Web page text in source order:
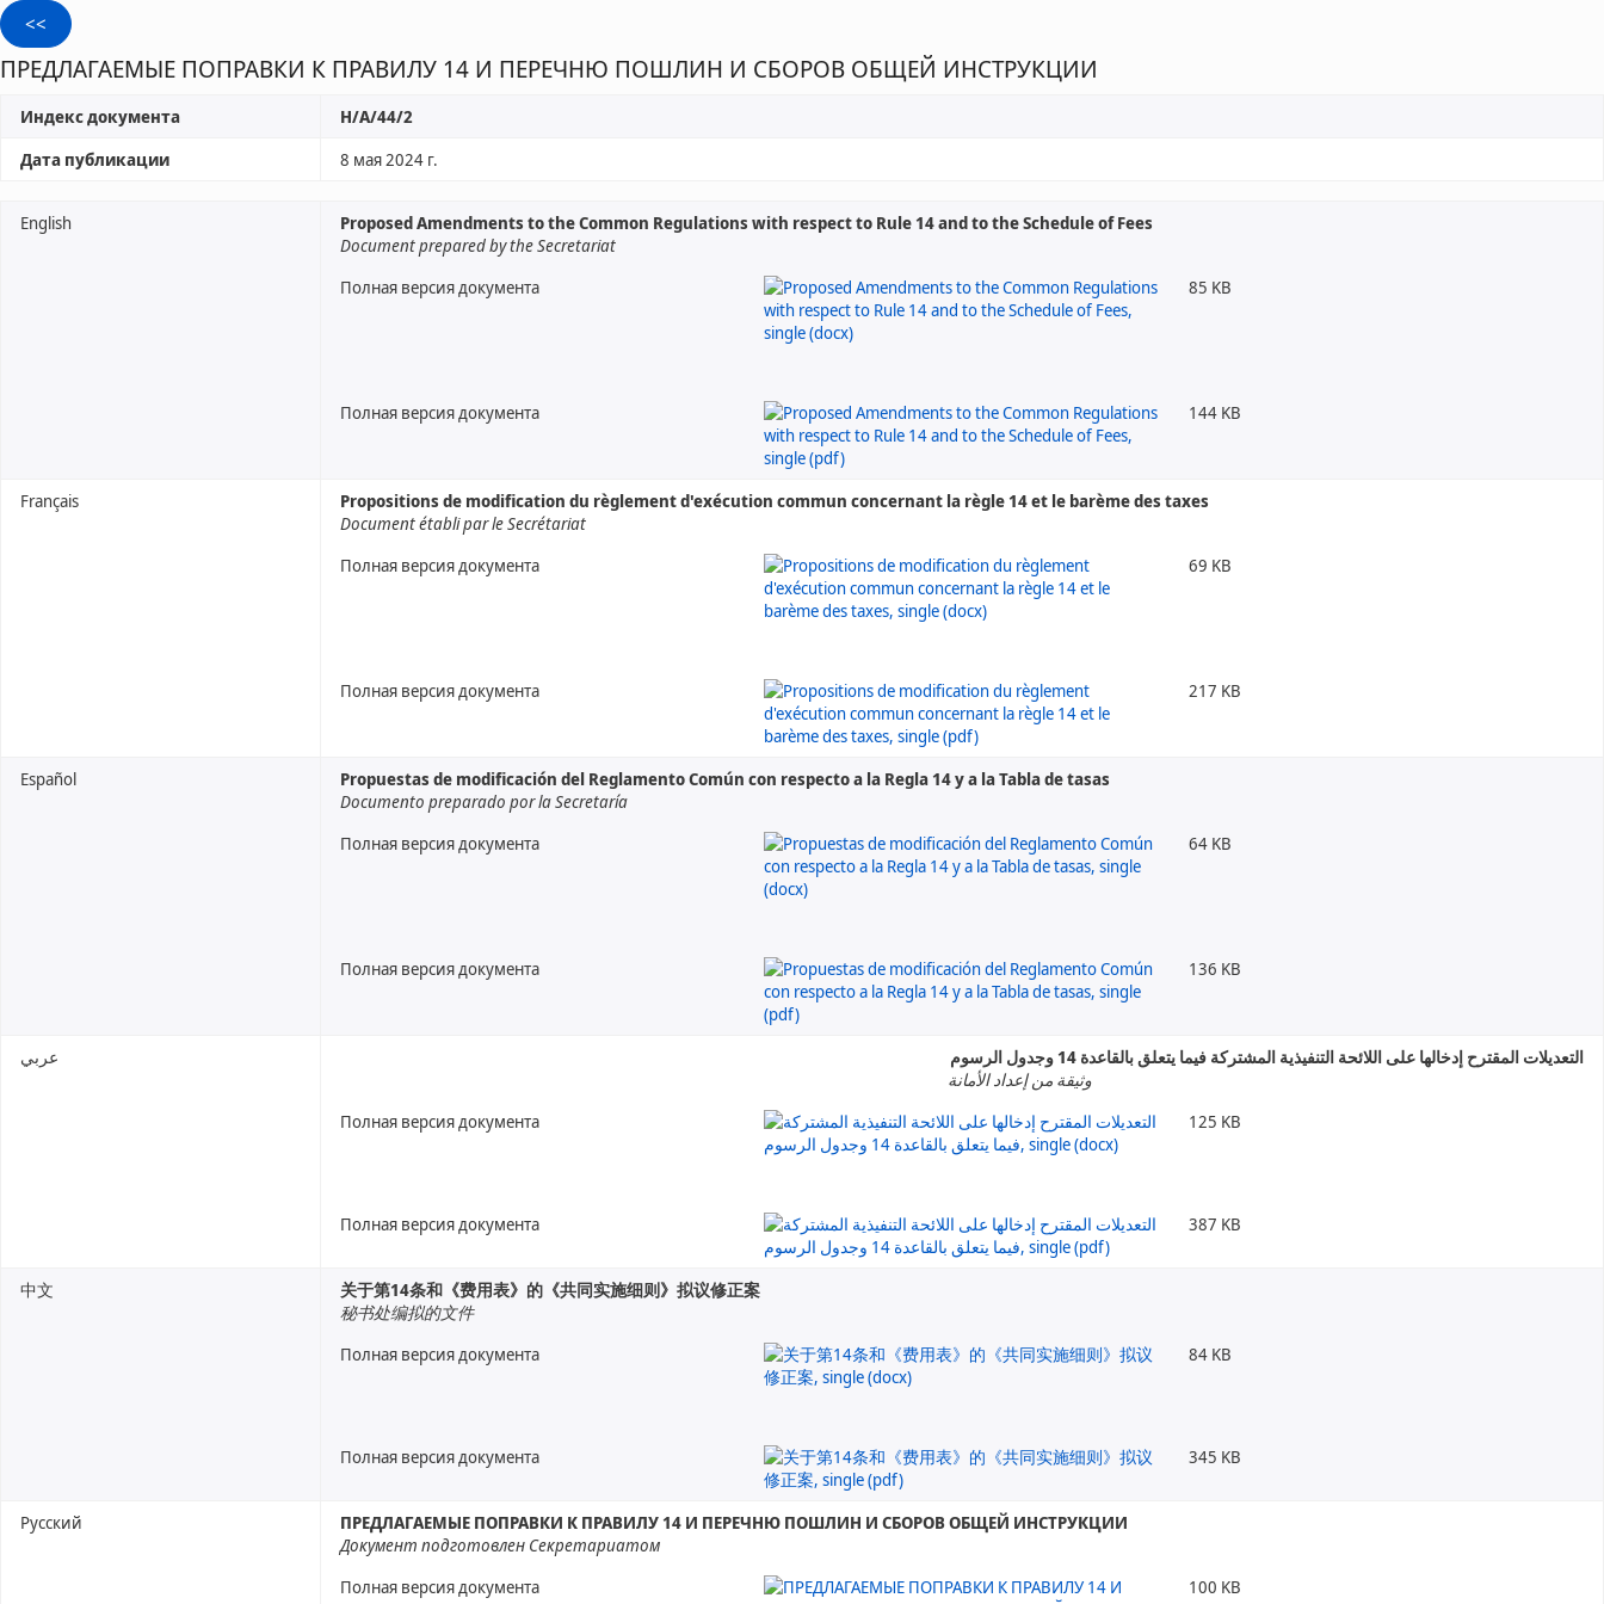
ПРЕДЛАГАЕМЫЕ ПОПРАВКИ К ПРАВИЛУ 14 И ПЕРЕЧНЮ ПОШЛИН И СБОРОВ ОБЩЕЙ ИНСТРУКЦИИ
Индекс документа
H/A/44/2
Дата публикации
8 мая 2024 г.
English
Proposed Amendments to the Common Regulations with respect to Rule 14 and to the Schedule of Fees
Document prepared by the Secretariat
Полная версия документа
85 KB
Полная версия документа 144 KB
Français
Propositions de modification du règlement d'exécution commun concernant la règle 14 et le barème des taxes
Document établi par le Secrétariat
Полная версия документа
69 KB
Полная версия документа 217 KB
Español
Propuestas de modificación del Reglamento Común con respecto a la Regla 14 y a la Tabla de tasas
Documento preparado por la Secretaría
Полная версия документа
64 KB
Полная версия документа 136 KB
عربي
التعديلات المقترح إدخالها على اللائحة التنفيذية المشتركة فيما يتعلق بالقاعدة 14 وجدول الرسوم
وثيقة من إعداد الأمانة
Полная версия документа
125 KB
Полная версия документа 387 KB
中文
关于第14条和《费用表》的《共同实施细则》拟议修正案
秘书处编拟的文件
Полная версия документа
84 KB
Полная версия документа 345 KB
Русский
ПРЕДЛАГАЕМЫЕ ПОПРАВКИ К ПРАВИЛУ 14 И ПЕРЕЧНЮ ПОШЛИН И СБОРОВ ОБЩЕЙ ИНСТРУКЦИИ
Документ подготовлен Секретариатом
Полная версия документа
100 KB